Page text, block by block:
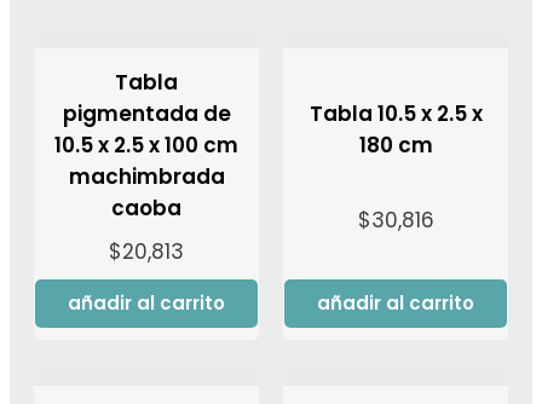
Tabla
pigmentada de
10.5 x 2.5 x 100 cm
machimbrada
caoba
$20,813
añadir al carrito
Tabla 10.5 x 2.5 x
180 cm
$30,816
añadir al carrito